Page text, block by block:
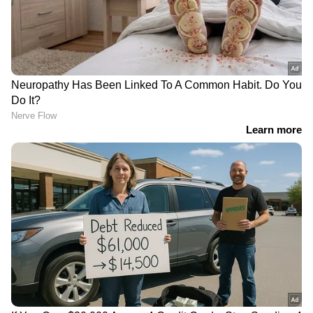
നുണ:11 മാസം പ്രായമുള്ള മകളെ ചവിട്ടി
നിലത്തിട്ടത് പിതാവ്, അറസ്റ്റ്
മരത്തടികൾ പിടിക്കാൻ
പുഴയിൽ ചാടി,
ദിവസങ്ങളായി
കാണാമറയത്ത്;
യാഷിക്കിനായുള്ള
നിയമസഭയിൽ നിന്നും
എംഎൽഎയുടെ വ്യാജ
ഒപ്പിട്ട് പണം തട്ടി; മുൻ
ഓപ്പറേഷൻ തൂഫാൻ;
എംഡിഎംഎയുമായി
ബോഡി ബിൽഡർ
പിടിയിൽ
മകളുടെ
വിവാഹാവശ്യത്തിനായി
സ്വര്‍ണം വാങ്ങാന്‍
ഇറങ്ങിയതിന് പിന്നാലെ
കാണാതായി; റിട്ട.
അധ്യാപകനെ
കണ്ടെത്തിയത് ഉടുപ്പിയില്‍